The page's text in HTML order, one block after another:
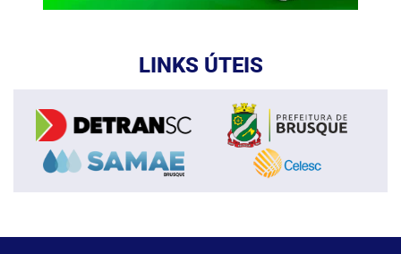
LINKS ÚTEIS